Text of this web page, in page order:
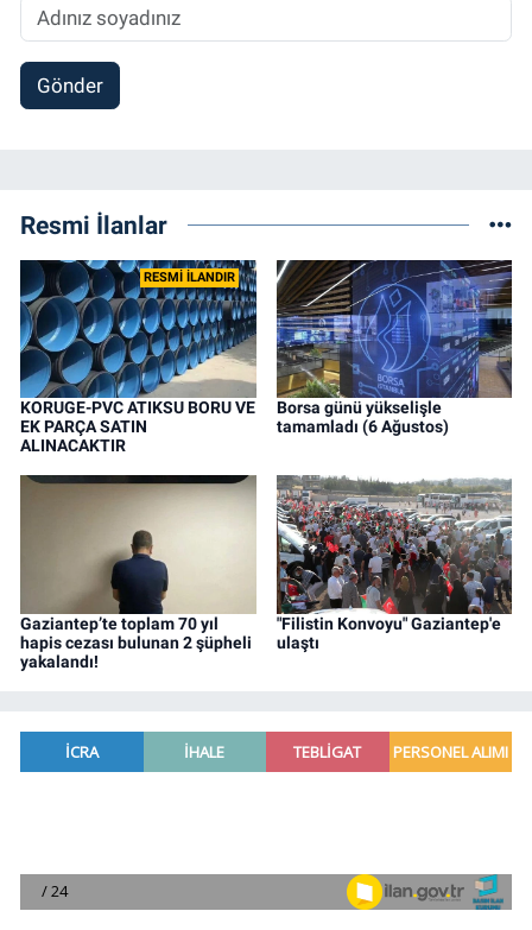
Gönder
Resmi İlanlar
RESMİ İLANDIR
KORUGE-PVC ATIKSU BORU VE
EK PARÇA SATIN
ALINACAKTIR
Borsa günü yükselişle
tamamladı (6 Ağustos)
Gaziantep’te toplam 70 yıl
hapis cezası bulunan 2 şüpheli
yakalandı!
"Filistin Konvoyu" Gaziantep'e
ulaştı